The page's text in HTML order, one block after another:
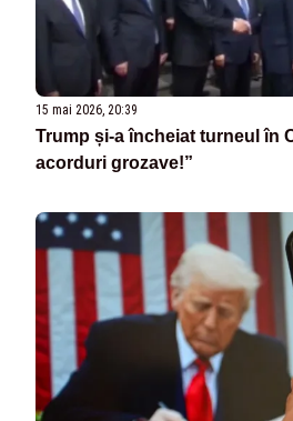
15 mai 2026, 20:39
Trump și-a încheiat turneul în
acorduri grozave!”